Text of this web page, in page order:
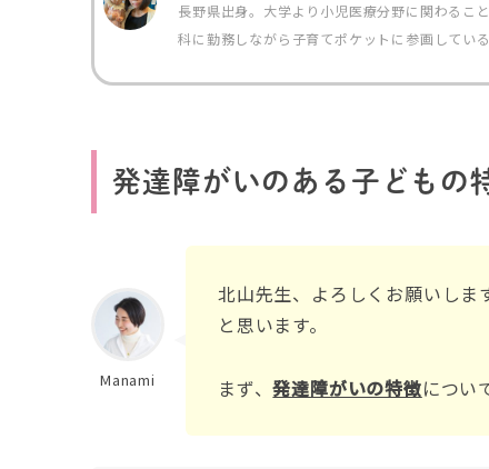
長野県出身。大学より小児医療分野に関わるこ
科に勤務しながら子育てポケットに参画している
発達障がいのある子どもの
Manami
北山先生、よろしくお願いしま
と思います。
まず、発達障がいの特徴につい